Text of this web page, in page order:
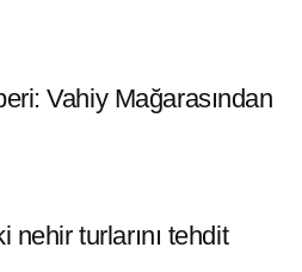
Vahiy Mağarasından
nehir turlarını tehdit